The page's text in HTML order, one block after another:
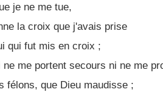
je ne me tue,
la croix que j'avais prise
qui fut mis en croix ;
me portent secours ni ne me
félons, que Dieu maudisse ;